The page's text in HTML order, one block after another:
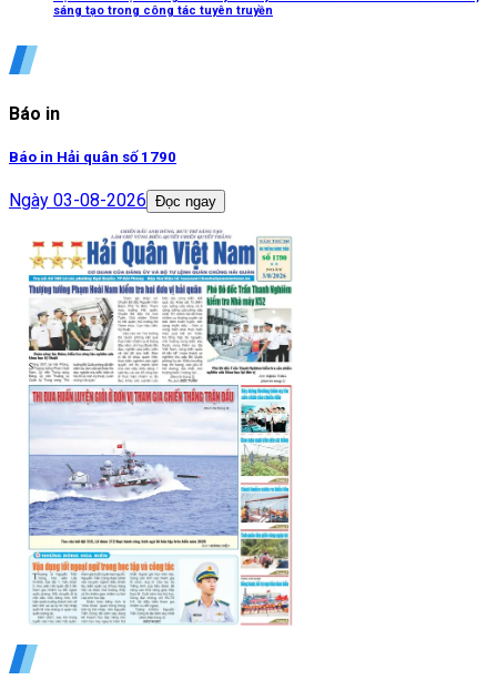
sáng tạo trong công tác tuyên truyền
Báo in
Báo in Hải quân số 1790
Ngày 03-08-2026 Đọc ngay